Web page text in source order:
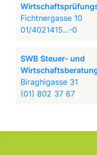
Fichtnergasse 10
01/4021415...-0
SWB Steuer- und
Biraghigasse 31
(01) 802 37 67